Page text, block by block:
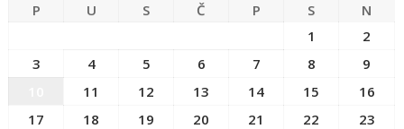
P U S Č P S
N
1
2
3
4 5 6 7 8
9
11 12 13 14 15
16
17
18 19 20 21 22
23